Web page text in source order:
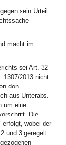
sein Urteil
macht im
sei Art. 32
1307/2013 nicht
den
aus Unterabs.
um eine
Die
erfolgt, wobei der
und 3 geregelt